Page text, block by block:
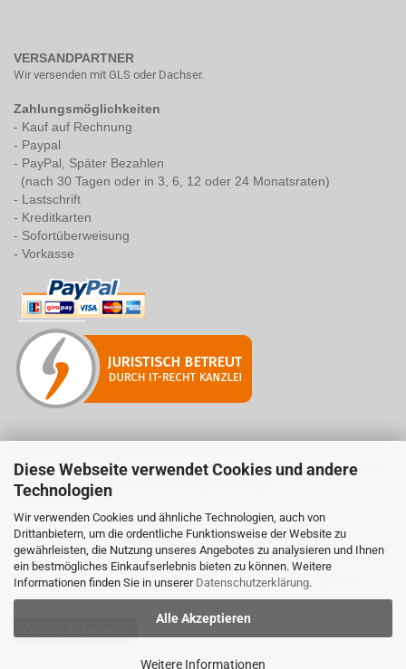
Diese Webseite verwendet Cookies und andere
Technologien
Wir verwenden Cookies und ähnliche Technologien, auch von
Drittanbietern, um die ordentliche Funktionsweise der Website zu
gewährleisten, die Nutzung unseres Angebotes zu analysieren und Ihnen
ein bestmögliches Einkaufserlebnis bieten zu können. Weitere
Informationen finden Sie in unserer Datenschutzerklärung.
Alle Akzeptieren
Weitere Informationen
VERSANDPARTNER
Wir versenden mit GLS oder Dachser.
Zahlungsmöglichkeiten
- Kauf auf Rechnung
- Paypal
- PayPal, Später Bezahlen
(nach 30 Tagen oder in 3, 6, 12 oder 24 Monatsraten)
- Lastschrift
- Kreditkarten
- Sofortüberweisung
- Vorkasse
Legen Sie ein Kundenkonto an, um schneller bestellen zu können und
jederzeit den Status Ihrer Bestellung zu verfolgen.
- Jederzeit Bestellstatus einsehen
- Schnell und einfach bestellen
- Rücksendungen beantragen
Sie könnenauchohne dauerhafte Registrierung als Gast bestellen.